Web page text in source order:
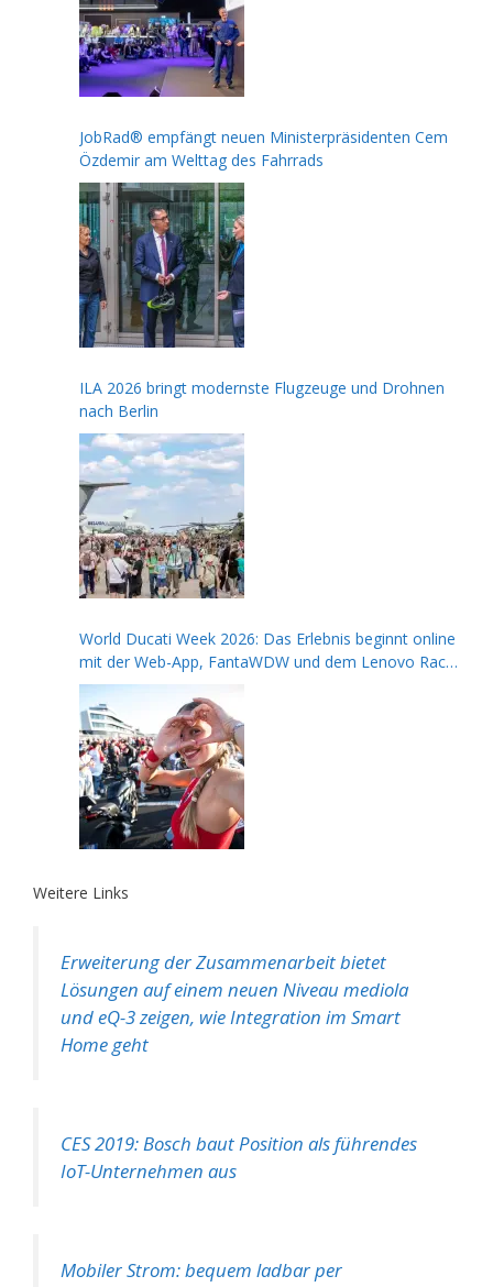
JobRad® empfängt neuen Ministerpräsidenten Cem
Özdemir am Welttag des Fahrrads
ILA 2026 bringt modernste Flugzeuge und Drohnen
nach Berlin
World Ducati Week 2026: Das Erlebnis beginnt online
mit der Web-App, FantaWDW und dem Lenovo Race
of Champions Contest
Weitere Links
Erweiterung der Zusammenarbeit bietet
Lösungen auf einem neuen Niveau mediola
und eQ-3 zeigen, wie Integration im Smart
Home geht
CES 2019: Bosch baut Position als führendes
IoT-Unternehmen aus
Mobiler Strom: bequem ladbar per